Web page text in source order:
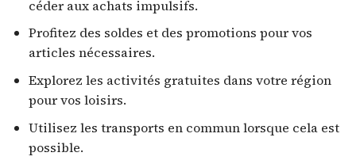
céder aux achats impulsifs.
Profitez des soldes et des promotions pour vos
articles nécessaires.
Explorez les activités gratuites dans votre région
pour vos loisirs.
Utilisez les transports en commun lorsque cela est
possible.